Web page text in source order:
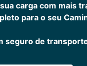
carga com mais
para o seu
seguro de